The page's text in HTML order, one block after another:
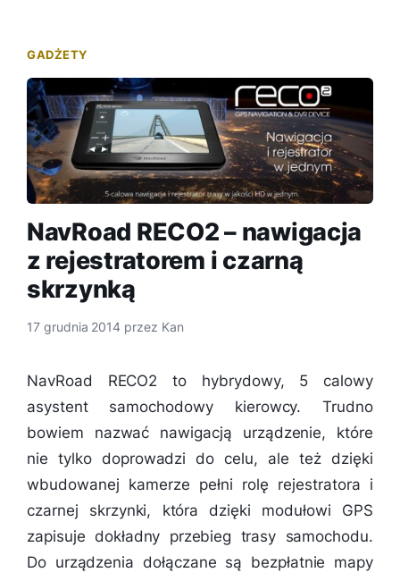
GADŻETY
NavRoad RECO2 – nawigacja
z rejestratorem i czarną
skrzynką
17 grudnia 2014 przez Kan
NavRoad RECO2 to hybrydowy, 5 calowy
asystent samochodowy kierowcy. Trudno
bowiem nazwać nawigacją urządzenie, które
nie tylko doprowadzi do celu, ale też dzięki
wbudowanej kamerze pełni rolę rejestratora i
czarnej skrzynki, która dzięki modułowi GPS
zapisuje dokładny przebieg trasy samochodu.
Do urządzenia dołączane są bezpłatnie mapy